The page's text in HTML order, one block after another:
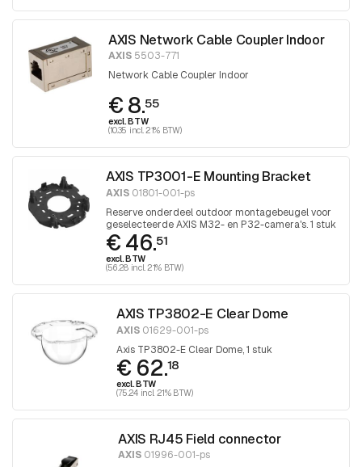
AXIS Network Cable Coupler Indoor
AXIS 5503-771
Network Cable Coupler Indoor
€ 8.55
excl. BTW
(10.35 incl. 21% BTW)
AXIS TP3001-E Mounting Bracket
AXIS 01801-001-ps
Reserve onderdeel outdoor montagebeugel voor
geselecteerde AXIS M32- en P32-camera's. 1 stuk
€ 46.51
excl. BTW
(56.28 incl. 21% BTW)
AXIS TP3802-E Clear Dome
AXIS01629-001-ps
Axis TP3802-E Clear Dome, 1 stuk
€ 62.18
excl. BTW
(75.24 incl. 21% BTW)
AXIS RJ45 Field connector
AXIS 01996-001-ps